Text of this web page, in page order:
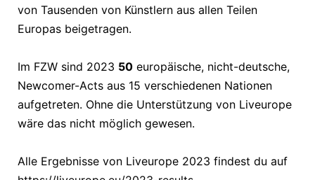
von Tausenden von Künstlern aus allen Teilen
Europas beigetragen.
Im FZW sind 2023 50 europäische, nicht-deutsche,
Newcomer-Acts aus 15 verschiedenen Nationen
aufgetreten. Ohne die Unterstützung von Liveurope
wäre das nicht möglich gewesen.
Alle Ergebnisse von Liveurope 2023 findest du auf